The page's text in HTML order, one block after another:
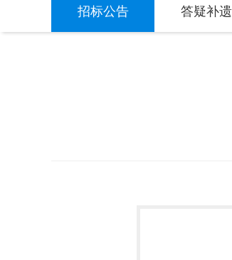
招标公告 答疑补遗